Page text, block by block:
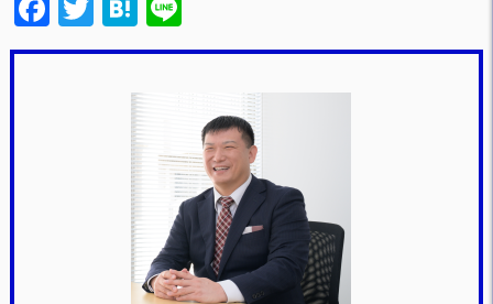
F
a
T
wi
H
at
n
a
n